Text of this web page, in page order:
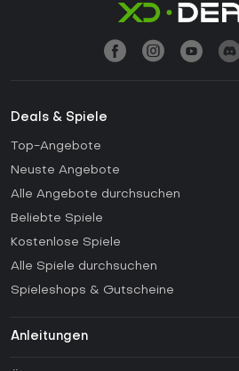
Deals & Spiele
Top-Angebote
Neuste Angebote
Alle Angebote durchsuchen
Beliebte Spiele
Kostenlose Spiele
Alle Spiele durchsuchen
Spieleshops & Gutscheine
Anleitungen